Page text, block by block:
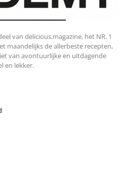
van delicious.magazine, het NR. 1
maandelijks de allerbeste recepten,
van avontuurlijke en uitdagende
en lekker.